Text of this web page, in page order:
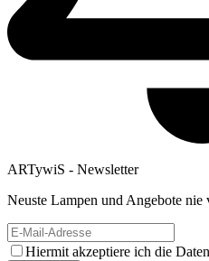
ARTywiS - Newsletter
Neuste Lampen und Angebote nie
Hiermit akzeptiere ich die